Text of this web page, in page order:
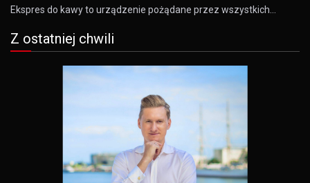
Ekspres do kawy to urządzenie pożądane przez wszystkich…
Z ostatniej chwili